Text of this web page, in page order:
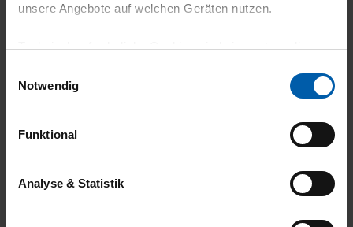
unsere Angebote auf welchen Geräten nutzen.
Technisch erforderliche Cookies sind eine notwendige
grundlegende Funktionen wie etwa zur Auswahl und
gewährleisten.
Für die Darstellung personalisierter Angebote, Anzeigen
und Inhalte aufgrund Ihres Nutzerverhaltens und Ihres
Notwendig
Funktional
Analyse & Statistik
5
ebenfalls zu empfehlen
18.03.2026
Fällt etwas größer aus als angegeben.